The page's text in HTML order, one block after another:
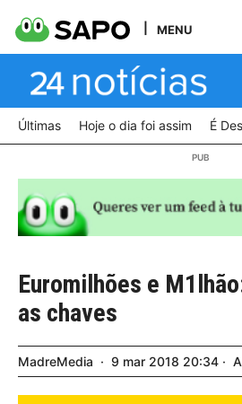
MENU
Últimas Hoje o dia foi assim É
Euromilhões e
as chaves
MadreMedia 9 mar 2018 20:34